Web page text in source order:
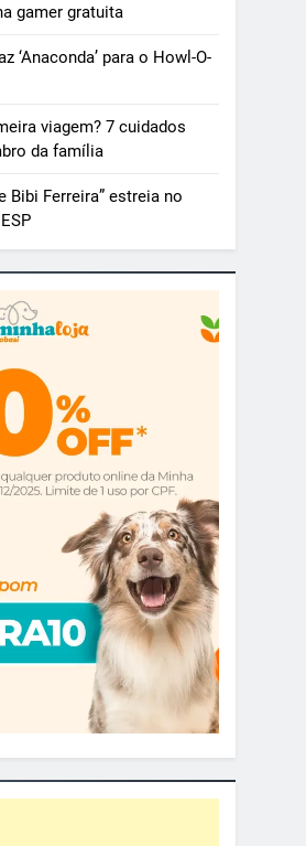
gamer gratuita
‘Anaconda’ para o Howl-O-
viagem? 7 cuidados
da família
Bibi Ferreira” estreia no